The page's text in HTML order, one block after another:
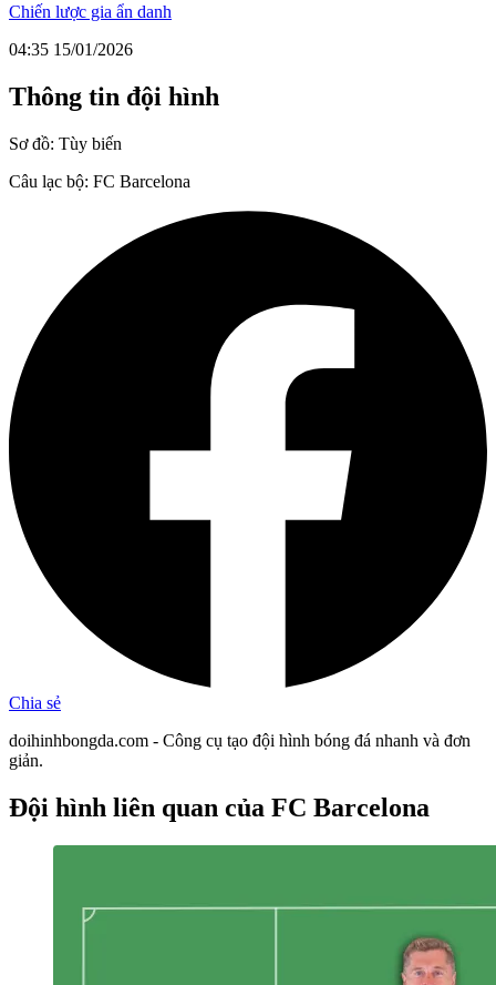
Chiến lược gia ẩn danh
04:35 15/01/2026
Thông tin đội hình
Sơ đồ: Tùy biến
Câu lạc bộ: FC Barcelona
Chia sẻ
doihinhbongda.com - Công cụ tạo đội hình bóng đá nhanh và đơn
giản.
Đội hình liên quan của FC Barcelona